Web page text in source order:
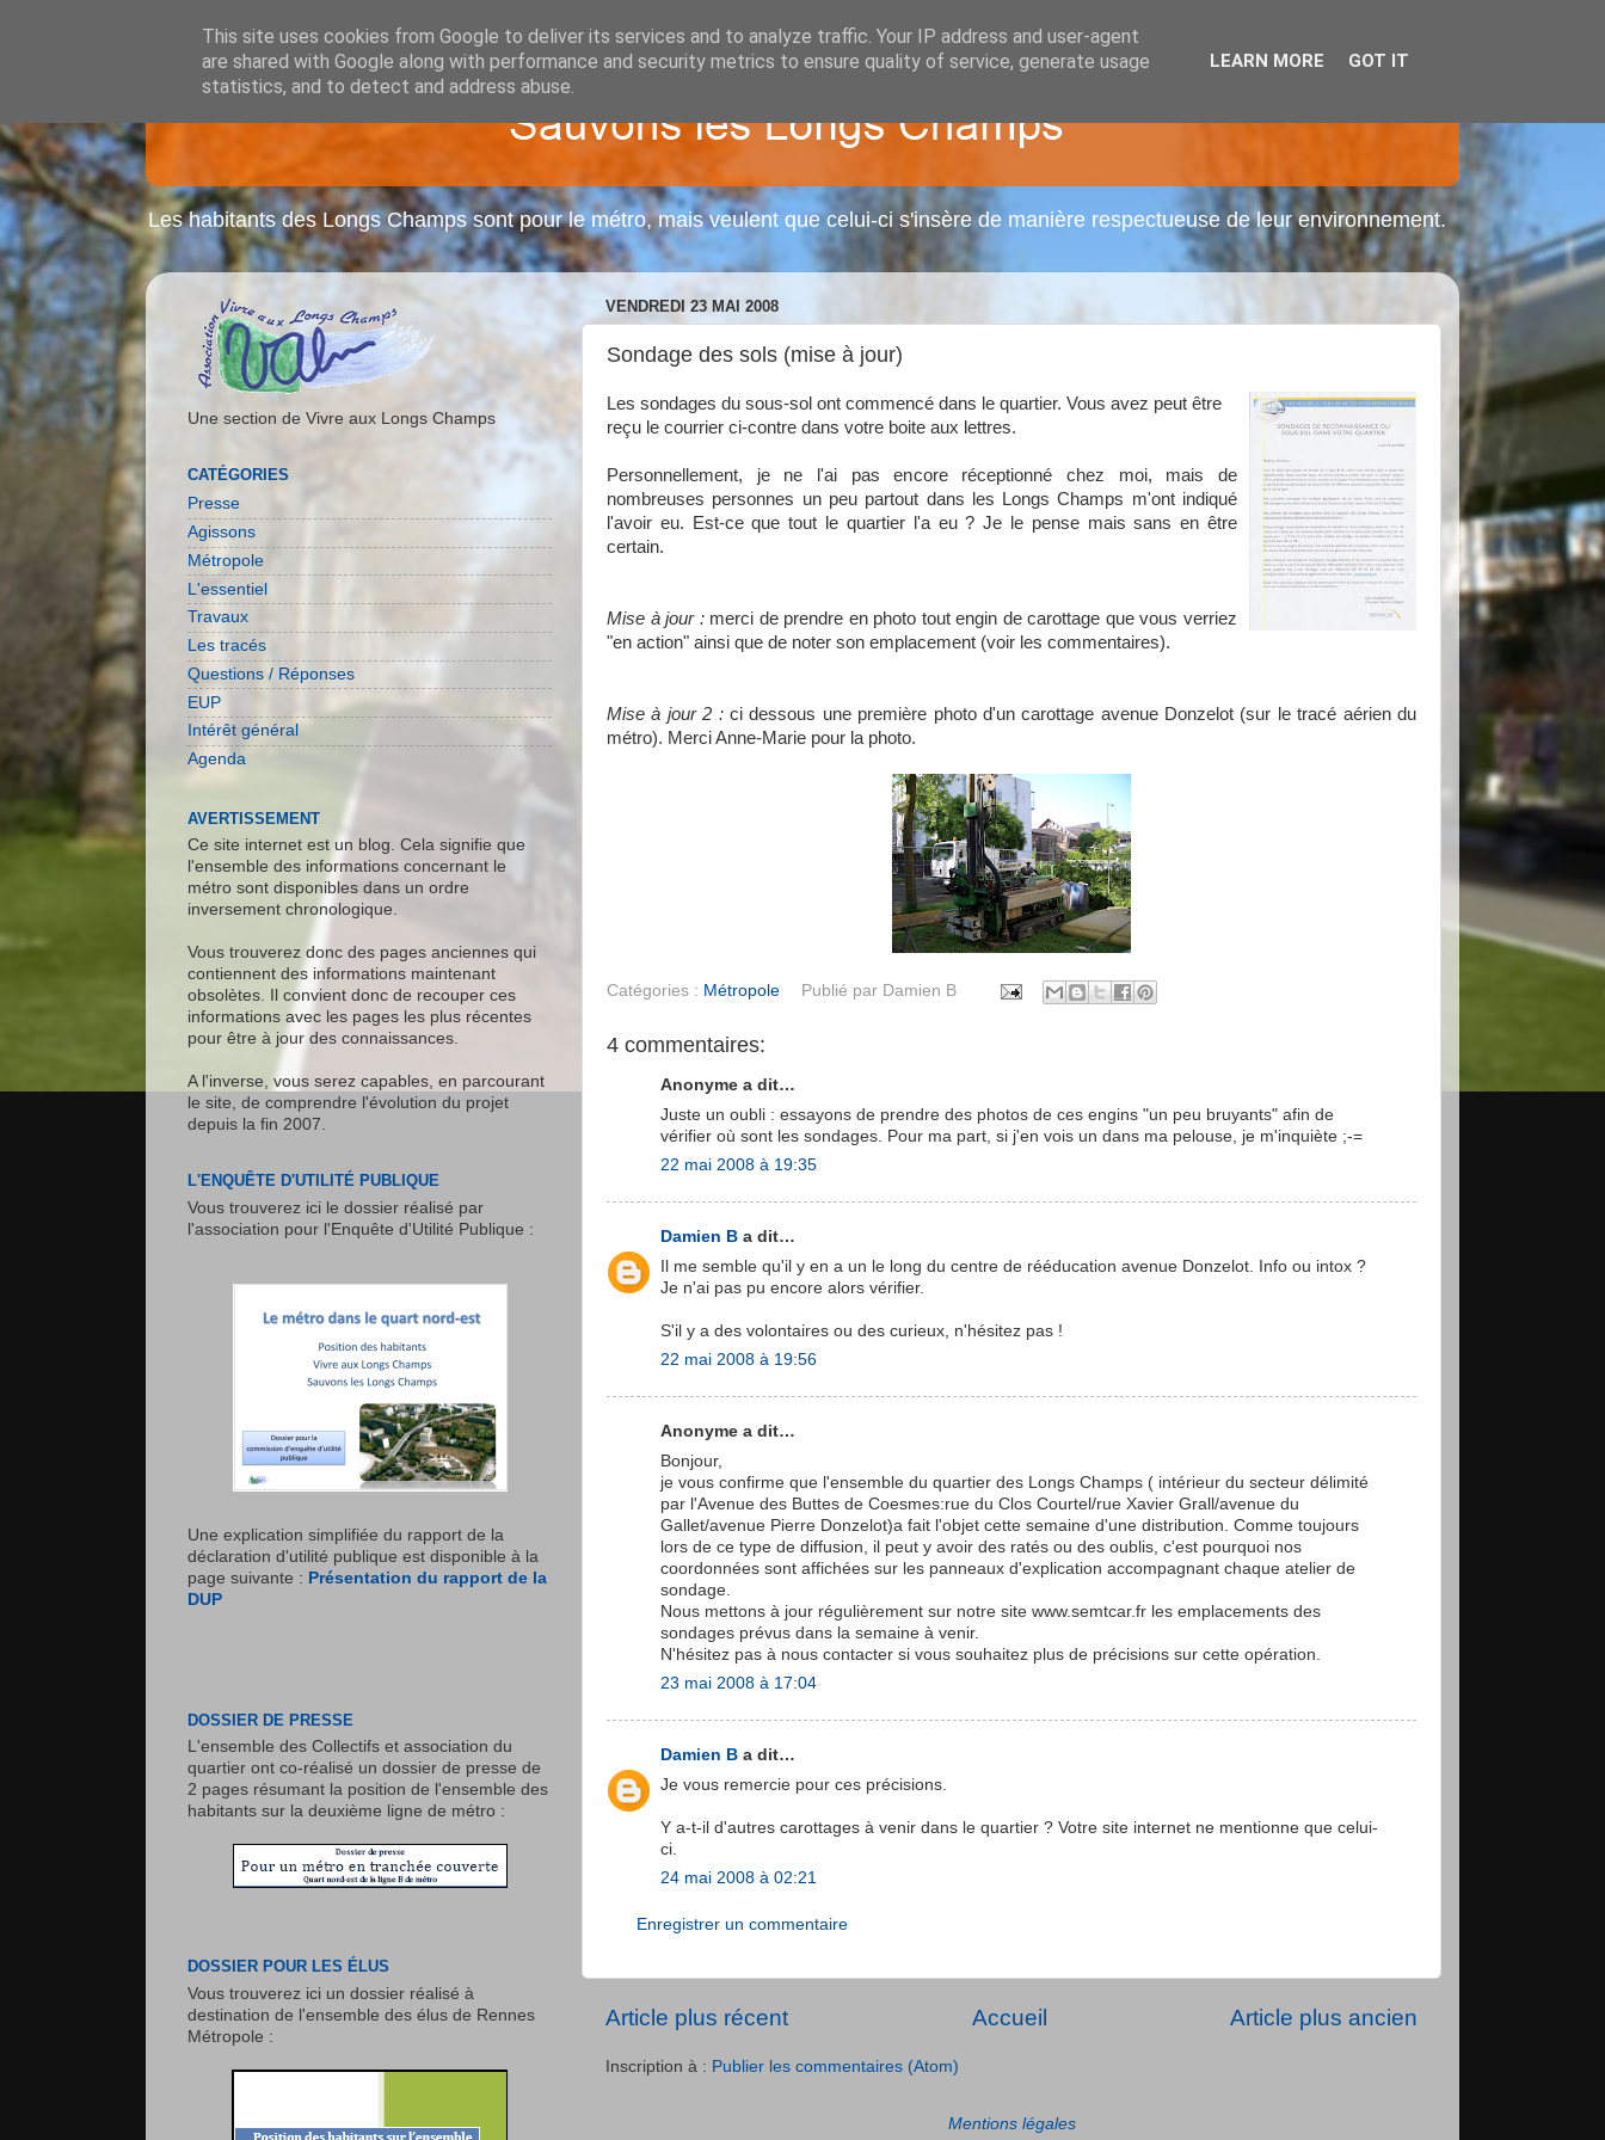
Les habitants des Longs Champs sont pour le métro, mais veulent que celui-ci s'insère de manière respectueuse de leur environnement.
VENDREDI 23 MAI 2008
Sondage des sols (mise à jour)
Les sondages du sous-sol ont commencé dans le quartier. Vous avez peut être
reçu le courrier ci-contre dans votre boite aux lettres.
Personnellement, je ne l'ai pas encore réceptionné chez moi, mais de
nombreuses personnes un peu partout dans les Longs Champs m'ont indiqué
l'avoir eu. Est-ce que tout le quartier l'a eu ? Je le pense mais sans en être
certain.
Mise à jour :merci de prendre en photo tout engin de carottage que vous verriez
"en action" ainsi que de noter son emplacement (voir les commentaires).
Mise à jour 2 :ci dessous une première photo d'un carottage avenue Donzelot (sur le tracé aérien du
métro). Merci Anne-Marie pour la photo.
Catégories : Métropole Publié par Damien B
4 commentaires:
Anonyme a dit…
Juste un oubli : essayons de prendre des photos de ces engins "un peu bruyants" afin de
vérifier où sont les sondages. Pour ma part, si j'en vois un dans ma pelouse, je m'inquiète ;-=
22 mai 2008 à 19:35
Damien B a dit…
Il me semble qu'il y en a un le long du centre de rééducation avenue Donzelot. Info ou intox ?
Je n'ai pas pu encore alors vérifier.
S'il y a des volontaires ou des curieux, n'hésitez pas !
22 mai 2008 à 19:56
Anonyme a dit…
Bonjour,
je vous confirme que l'ensemble du quartier des Longs Champs ( intérieur du secteur délimité
par l'Avenue des Buttes de Coesmes:rue du Clos Courtel/rue Xavier Grall/avenue du
Gallet/avenue Pierre Donzelot)a fait l'objet cette semaine d'une distribution. Comme toujours
lors de ce type de diffusion, il peut y avoir des ratés ou des oublis, c'est pourquoi nos
coordonnées sont affichées sur les panneaux d'explication accompagnant chaque atelier de
sondage.
Nous mettons à jour régulièrement sur notre site www.semtcar.fr les emplacements des
sondages prévus dans la semaine à venir.
N'hésitez pas à nous contacter si vous souhaitez plus de précisions sur cette opération.
23 mai 2008 à 17:04
Damien B a dit…
Je vous remercie pour ces précisions.
Y a-t-il d'autres carottages à venir dans le quartier ? Votre site internet ne mentionne que celui-
ci.
24 mai 2008 à 02:21
Enregistrer un commentaire
Article plus récent Article plus ancien
Accueil
Inscription à : Publier les commentaires (Atom)
Mentions légales
Une section de Vivre aux Longs Champs
CATÉGORIES
Presse
Agissons
Métropole
L'essentiel
Travaux
Les tracés
Questions / Réponses
EUP
Intérêt général
Agenda
AVERTISSEMENT
Ce site internet est un blog. Cela signifie que
l'ensemble des informations concernant le
métro sont disponibles dans un ordre
inversement chronologique.
Vous trouverez donc des pages anciennes qui
contiennent des informations maintenant
obsolètes. Il convient donc de recouper ces
informations avec les pages les plus récentes
pour être à jour des connaissances.
A l'inverse, vous serez capables, en parcourant
le site, de comprendre l'évolution du projet
depuis la fin 2007.
L'ENQUÊTE D'UTILITÉ PUBLIQUE
Vous trouverez ici le dossier réalisé par
l'association pour l'Enquête d'Utilité Publique :
Une explication simplifiée du rapport de la
déclaration d'utilité publique est disponible à la
page suivante : Présentation du rapport de la
DUP
DOSSIER DE PRESSE
L'ensemble des Collectifs et association du
quartier ont co-réalisé un dossier de presse de
2 pages résumant la position de l'ensemble des
habitants sur la deuxième ligne de métro :
DOSSIER POUR LES ÉLUS
Vous trouverez ici un dossier réalisé à
destination de l'ensemble des élus de Rennes
Métropole :
This site uses cookies from Google to deliver its services and to analyze traffic. Your IP address and user-agent
are shared with Google along with performance and security metrics to ensure quality of service, generate usage
statistics, and to detect and address abuse.
LEARN MORE GOT IT